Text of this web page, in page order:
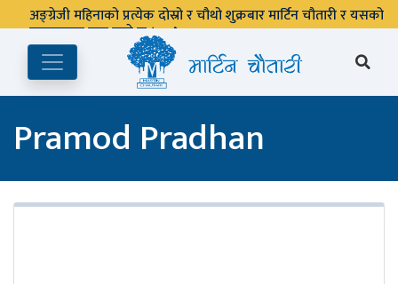
अङ्ग्रेजी महिनाको प्रत्येक दोस्रो र चौथो शुक्रबार मार्टिन चौतारी र यसको
पुस्तकालय बन्द रहने छ ।
Pramod Pradhan